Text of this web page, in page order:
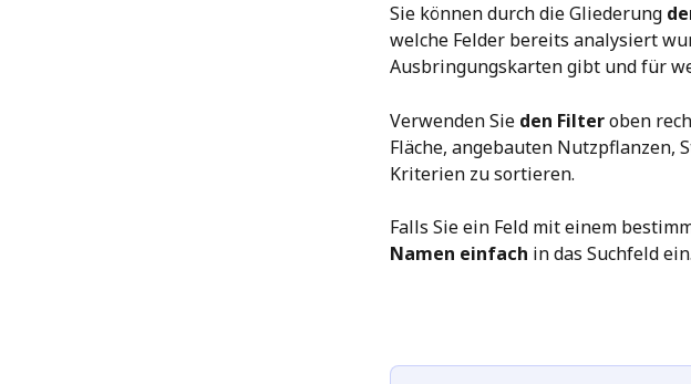
Sie können durch die Gliederung
welche Felder bereits analysiert
Ausbringungskarten gibt und für
Verwenden Sie den Filter oben
Fläche, angebauten
Kriterien zu sortieren.
Falls Sie ein Feld mit einem
Namen einfach in das Suchfeld ein.